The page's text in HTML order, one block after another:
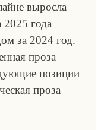
выросла
2025 года
за 2024 год.
проза —
позиции
проза